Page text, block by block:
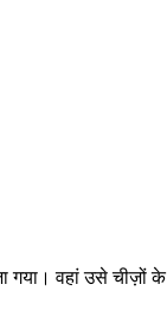
वहां उसे चीज़ों